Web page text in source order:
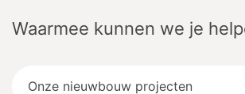
Waarmee kunnen we je
Onze nieuwbouw projecten